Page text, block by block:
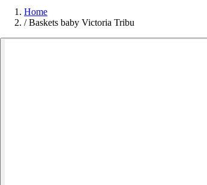
Home
/ Baskets baby Victoria Tribu